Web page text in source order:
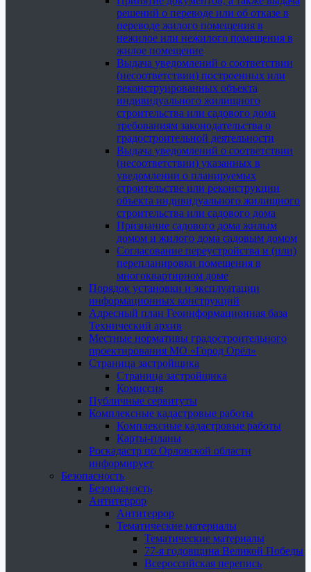
решений о переводе или об отказе в
переводе жилого помещения в
нежилое или нежилого помещения в
жилое помещение
Выдача уведомлений о соответствии
(несоответствии) построенных или
реконструированных объекта
индивидуального жилищного
строительства или садового дома
требованиям законодательства о
градостроительной деятельности
Выдача уведомлений о соответствии
(несоответствии) указанных в
уведомлении о планируемых
строительстве или реконструкции
объекта индивидуального жилищного
строительства или садового дома
Признание садового дома жилым
домом и жилого дома садовым домом
Согласование переустройства и (или)
перепланировки помещения в
многоквартирном доме
Порядок установки и эксплуатации
информационных конструкций
Адресный план Геоинформационная база
Технический архив
Местные нормативы градостроительного
проектирования МО «Город Орёл»
Страница застройщика
Страница застройщика
Комиссия
Публичные сервитуты
Комплексные кадастровые работы
Комплексные кадастровые работы
Карты-планы
Роскадастр по Орловской области
информирует
Безопасность
Безопасность
Антитеррор
Антитеррор
Тематические материалы
Тематические материалы
77-я годовщина Великой Победы
Всероссийская перепись